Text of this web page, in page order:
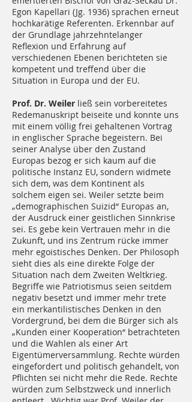
Egon Kapellari (Jg. 1936) sprachen erneut
hochkarätige Referenten. Erkennbar auf
der Grundlage jahrzehntelanger
Reflexion und Erfahrung auf
verschiedenen Ebenen berichteten sie
kompetent und treffend über die
Situation in Europa und der EU.
Prof. Dr. Weiler ließ sein vorbereitetes
Redemanuskript beiseite und konnte uns
mit einem völlig frei gehaltenen Vortrag
in englischer Sprache begeistern. Bei
seiner Analyse über den Zustand
Europas bezog er sich kaum auf die
politische Instanz EU, sondern widmete
sich dem, was dem Kontinent als
solchem eigen sei. Weiler setzte beim
„demographischen Suizid“ Europas an,
der Ausdruck einer geistlichen Sinnkrise
sei. Es gebe kein Vertrauen mehr in die
Zukunft, und ins Zentrum rücke immer
mehr egoistisches Denken. Der Philosoph
sieht dies als eine direkte Folge der
Situation nach dem Zweiten Weltkrieg.
Begriffe wie Patriotismus seien seitdem
negativ besetzt und immer mehr trete
ein merkantilistisches Denken in den
Vordergrund, bei dem die Bürger sich als
„Kunden einer Kooperation“ betrachteten
und die Wahlen als einer Art
Eigentümerversammlung. Rechte würden
eingefordert und politisch gehandelt, von
Pflichten sei nicht mehr die Rede. Rechte
würden zum Selbstzweck und innerlich